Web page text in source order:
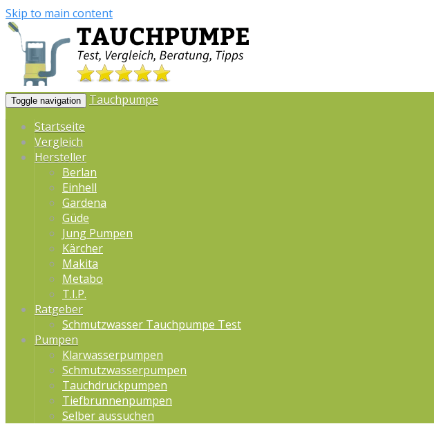
Skip to main content
Toggle navigation
Tauchpumpe
Startseite
Vergleich
Hersteller
Berlan
Einhell
Gardena
Güde
Jung Pumpen
Kärcher
Makita
Metabo
T.I.P.
Ratgeber
Schmutzwasser Tauchpumpe Test
Pumpen
Klarwasserpumpen
Schmutzwasserpumpen
Tauchdruckpumpen
Tiefbrunnenpumpen
Selber aussuchen